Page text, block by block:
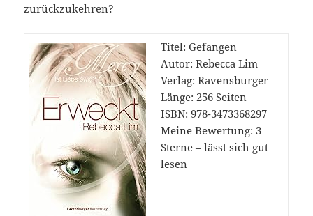
zurückzukehren?
Titel: Gefangen
Autor: Rebecca Lim
Verlag: Ravensburger
Länge: 256 Seiten
ISBN: ‎978-3473368297
Meine Bewertung: 3
Sterne – lässt sich gut
lesen